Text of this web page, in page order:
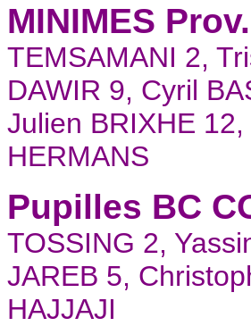
MINIMES
TEMSAMANI 2,
DAWIR 9, Cyril
Julien BRIXHE
HERMANS
Pupilles BC
TOSSING 2,
JAREB 5,
HAJJAJI